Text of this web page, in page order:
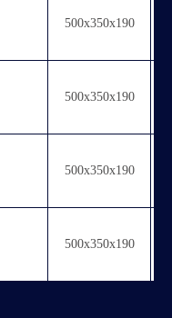
500х350х190
500х350х190
500х350х190
500х350х190